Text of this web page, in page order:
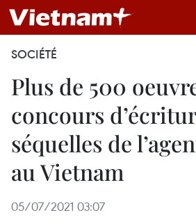
SOCIÉTÉ
Plus de 500
concours
séquelles de
au Vietnam
05/07/2021 03:07